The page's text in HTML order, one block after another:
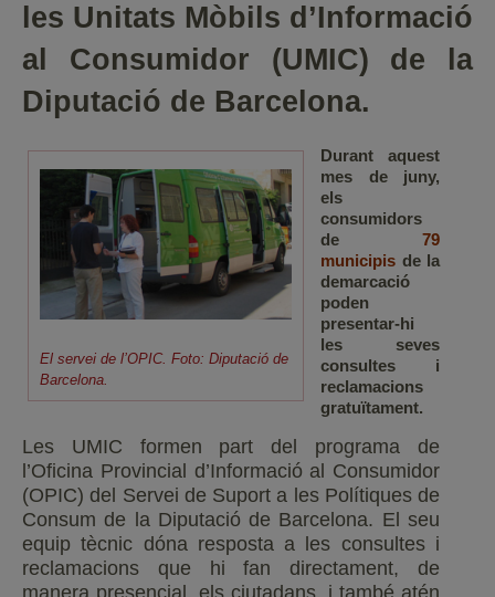
les Unitats Mòbils d’Informació
al Consumidor (UMIC) de la
Diputació de Barcelona.
El servei de l’OPIC. Foto: Diputació de
Barcelona.
Durant aquest
mes de juny,
els
consumidors
de 79
municipis de la
demarcació
poden
presentar-hi
les seves
consultes i
reclamacions
gratuïtament.
Les UMIC formen part del programa de
l’Oficina Provincial d’Informació al Consumidor
(OPIC) del Servei de Suport a les Polítiques de
Consum de la Diputació de Barcelona. El seu
equip tècnic dóna resposta a les consultes i
reclamacions que hi fan directament, de
manera presencial, els ciutadans, i també atén